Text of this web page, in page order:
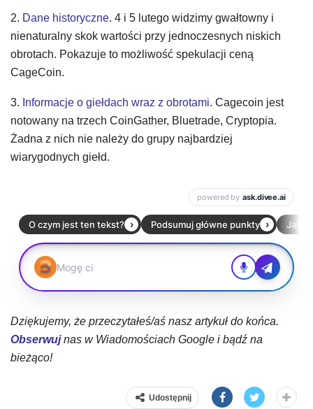
2. Dane historyczne. 4 i 5 lutego widzimy gwałtowny i
nienaturalny skok wartości przy jednoczesnych niskich
obrotach. Pokazuje to możliwość spekulacji ceną
CageCoin.
3. Informacje o giełdach wraz z obrotami. Cagecoin jest
notowany na trzech CoinGather, Bluetrade, Cryptopia.
Żadna z nich nie należy do grupy najbardziej
wiarygodnych giełd.
Dziękujemy, że przeczytałeś/aś nasz artykuł do końca.
Obserwujnas w Wiadomościach Google i bądź na
bieżąco!
Udostępnij